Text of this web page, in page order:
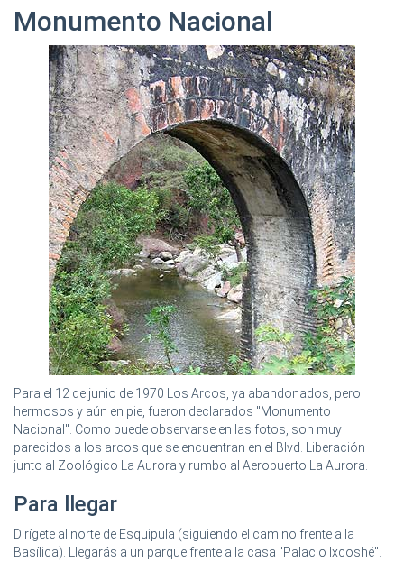
Monumento Nacional
Para el 12 de junio de 1970 Los Arcos, ya abandonados, pero
hermosos y aún en pie, fueron declarados "Monumento
Nacional". Como puede observarse en las fotos, son muy
parecidos a los arcos que se encuentran en el Blvd. Liberación
junto al Zoológico La Aurora y rumbo al Aeropuerto La Aurora.
Para llegar
Dirígete al norte de Esquipula (siguiendo el camino frente a la
Basílica). Llegarás a un parque frente a la casa "Palacio Ixcoshé".